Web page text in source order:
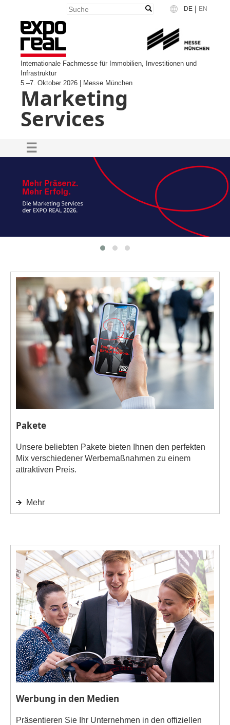
DE EN
Internationale Fachmesse für Immobilien, Investitionen und
Infrastruktur
5.–7. Oktober 2026 | Messe München
Marketing
Services
Pakete
Unsere beliebten Pakete bieten Ihnen den perfekten
Mix verschiedener Werbemaßnahmen zu einem
attraktiven Preis.
Mehr
Werbung in den Medien
Präsentieren Sie Ihr Unternehmen in den offiziellen